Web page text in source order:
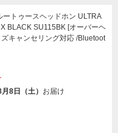
トゥースヘッドホン ULTRA
BLACK SU115BK [オーバーヘ
ズキャンセリング対応 /Bluetoot
8日（土） お届け